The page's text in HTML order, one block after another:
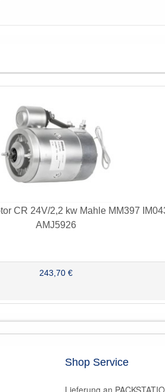
CR 24V/2,2 kw Mahle MM397
AMJ5926
243,70 €
Shop Service